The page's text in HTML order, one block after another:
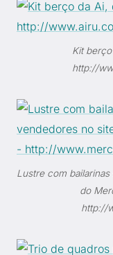
Kit
http://
Lustre com
do
http://